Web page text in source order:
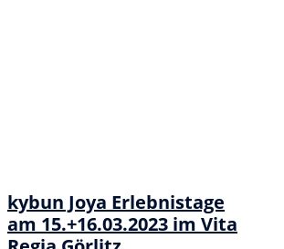
kybun Joya Erlebnistage
am 15.+16.03.2023 im Vita